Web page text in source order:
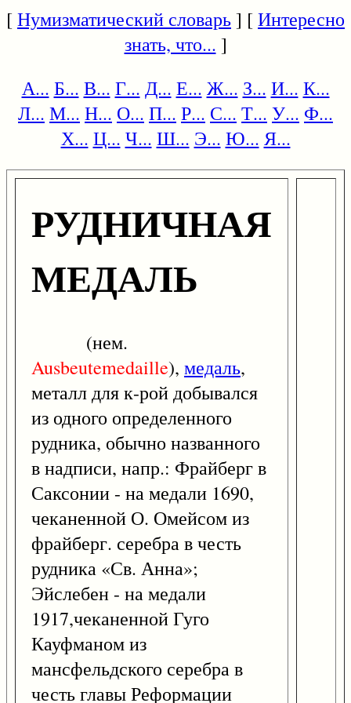
[Нумизматический словарь] [Интересно
знать, что... ]
А... Б... В... Г... Д... Е... Ж... З... И... К...
Л... М... Н... О... П... Р... С... Т... У... Ф...
Х... Ц... Ч... Ш... Э... Ю... Я...
РУДНИЧНАЯ
МЕДАЛЬ
(нем.
Ausbeutemedaille), медаль,
металл для к-рой добывался
из одного определенного
рудника, обычно названного
в надписи, напр.: Фрайберг в
Саксонии - на медали 1690,
чеканенной О. Омейсом из
фрайберг. серебра в честь
рудника «Св. Анна»;
Эйслебен - на медали
1917,чеканенной Гуго
Кауфманом из
мансфельдского серебра в
честь главы Реформации